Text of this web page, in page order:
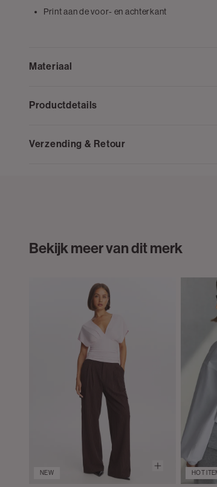
Print aan de voor- en achterkant
Materiaal
Productdetails
Verzending & Retour
Bekijk meer van dit merk
NEW HOT